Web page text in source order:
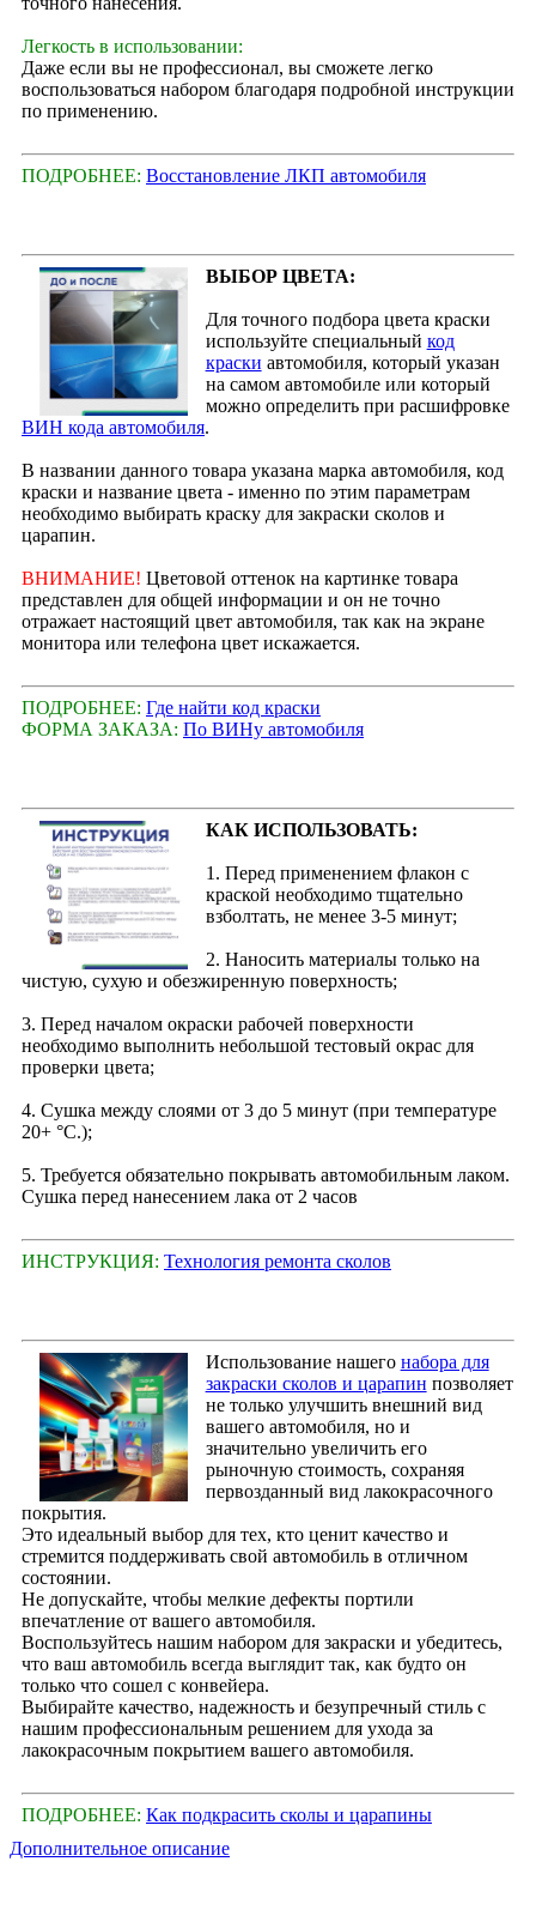
Легкость в использовании:
Даже если вы не профессионал, вы сможете легко
воспользоваться набором благодаря подробной инструкции
по применению.
ПОДРОБНЕЕ: Восстановление ЛКП автомобиля
ВЫБОР ЦВЕТА:
Для точного подбора цвета краски
используйте специальный код
краски автомобиля, который указан
на самом автомобиле или который
можно определить при расшифровке
ВИН кода автомобиля.
В названии данного товара указана марка автомобиля, код
краски и название цвета - именно по этим параметрам
необходимо выбирать краску для закраски сколов и
царапин.
ВНИМАНИЕ! Цветовой оттенок на картинке товара
представлен для общей информации и он не точно
отражает настоящий цвет автомобиля, так как на экране
монитора или телефона цвет искажается.
ПОДРОБНЕЕ: Где найти код краски
ФОРМА ЗАКАЗА: По ВИНу автомобиля
КАК ИСПОЛЬЗОВАТЬ:
1. Перед применением флакон с
краской необходимо тщательно
взболтать, не менее 3-5 минут;
2. Наносить материалы только на
чистую, сухую и обезжиренную поверхность;
3. Перед началом окраски рабочей поверхности
необходимо выполнить небольшой тестовый окрас для
проверки цвета;
4. Сушка между слоями от 3 до 5 минут (при температуре
20+ °С.);
5. Требуется обязательно покрывать автомобильным лаком.
Сушка перед нанесением лака от 2 часов
ИНСТРУКЦИЯ: Технология ремонта сколов
Использование нашего набора для
закраски сколов и царапин позволяет
не только улучшить внешний вид
вашего автомобиля, но и
значительно увеличить его
рыночную стоимость, сохраняя
первозданный вид лакокрасочного
покрытия.
Это идеальный выбор для тех, кто ценит качество и
стремится поддерживать свой автомобиль в отличном
состоянии.
Не допускайте, чтобы мелкие дефекты портили
впечатление от вашего автомобиля.
Воспользуйтесь нашим набором для закраски и убедитесь,
что ваш автомобиль всегда выглядит так, как будто он
только что сошел с конвейера.
Выбирайте качество, надежность и безупречный стиль с
нашим профессиональным решением для ухода за
лакокрасочным покрытием вашего автомобиля.
ПОДРОБНЕЕ: Как подкрасить сколы и царапины
Дополнительное описание